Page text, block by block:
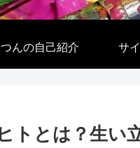
んの自己紹介 サ
トとは？生い